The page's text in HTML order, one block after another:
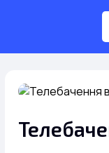
(044)